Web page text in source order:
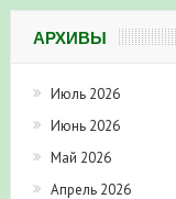
АРХИВЫ
Июль 2026
Июнь 2026
Май 2026
Апрель 2026